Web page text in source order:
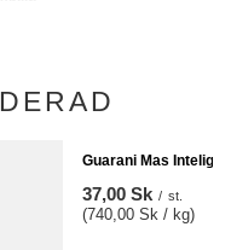
Guarani Mas
37,00 Sk / st.
(740,00 Sk / kg)